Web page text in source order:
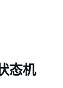
态机